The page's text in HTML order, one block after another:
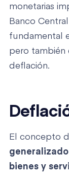
monetarias
Banco
fundamental
pero también
deflación.
El concepto
bienes y